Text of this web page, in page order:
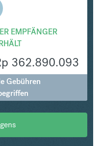
EMPFÄNGER
362.890.093
Gebühren